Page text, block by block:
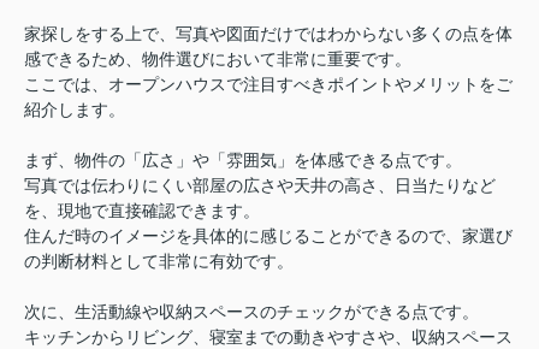
家探しをする上で、写真や図面だけではわからない多くの点を体
感できるため、物件選びにおいて非常に重要です。
ここでは、オープンハウスで注目すべきポイントやメリットをご
紹介します。
まず、物件の「広さ」や「雰囲気」を体感できる点です。
写真では伝わりにくい部屋の広さや天井の高さ、日当たりなど
を、現地で直接確認できます。
住んだ時のイメージを具体的に感じることができるので、家選び
の判断材料として非常に有効です。
次に、生活動線や収納スペースのチェックができる点です。
キッチンからリビング、寝室までの動きやすさや、収納スペース